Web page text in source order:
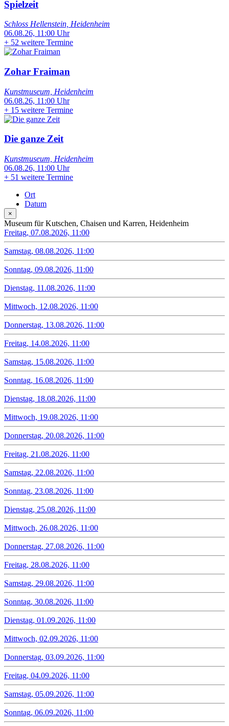
Spielzeit
Schloss Hellenstein, Heidenheim
06.08.26, 11:00 Uhr
+ 52 weitere Termine
Zohar Fraiman
Kunstmuseum, Heidenheim
06.08.26, 11:00 Uhr
+ 15 weitere Termine
Die ganze Zeit
Kunstmuseum, Heidenheim
06.08.26, 11:00 Uhr
+ 51 weitere Termine
Ort
Datum
×
Museum für Kutschen, Chaisen und Karren, Heidenheim
Freitag, 07.08.2026, 11:00
Samstag, 08.08.2026, 11:00
Sonntag, 09.08.2026, 11:00
Dienstag, 11.08.2026, 11:00
Mittwoch, 12.08.2026, 11:00
Donnerstag, 13.08.2026, 11:00
Freitag, 14.08.2026, 11:00
Samstag, 15.08.2026, 11:00
Sonntag, 16.08.2026, 11:00
Dienstag, 18.08.2026, 11:00
Mittwoch, 19.08.2026, 11:00
Donnerstag, 20.08.2026, 11:00
Freitag, 21.08.2026, 11:00
Samstag, 22.08.2026, 11:00
Sonntag, 23.08.2026, 11:00
Dienstag, 25.08.2026, 11:00
Mittwoch, 26.08.2026, 11:00
Donnerstag, 27.08.2026, 11:00
Freitag, 28.08.2026, 11:00
Samstag, 29.08.2026, 11:00
Sonntag, 30.08.2026, 11:00
Dienstag, 01.09.2026, 11:00
Mittwoch, 02.09.2026, 11:00
Donnerstag, 03.09.2026, 11:00
Freitag, 04.09.2026, 11:00
Samstag, 05.09.2026, 11:00
Sonntag, 06.09.2026, 11:00